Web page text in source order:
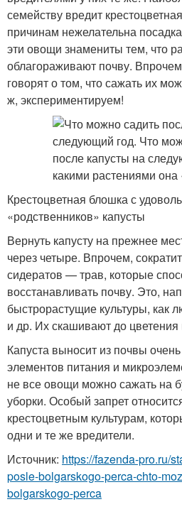
семейству вредит
причинам нежелательна
эти овощи знамениты тем, что
облагораживают почву.
говорят о том, что сажать их
ж, экспериментируем!
Крестоцветная блошка с
«родственников» капусты
Вернуть капусту на прежнее
через четыре. Впрочем,
сидератов — трав, которые
восстанавливать почву. Это,
быстрорастущие культуры, как
и др. Их скашивают до
Капуста выносит из почвы
элементов питания и
не все овощи можно сажать на
уборки. Особый запрет
крестоцветным культурам,
одни и те же вредители.
Источник: https://fazenda-pro.ru/
posle-bolgarskogo-perca-chto-
bolgarskogo-perca